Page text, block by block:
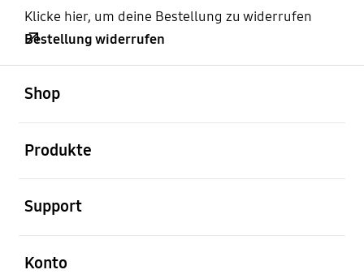
Klicke hier, um deine Bestellung zu widerrufen
Bestellung widerrufen
Shop
Produkte
Support
Konto